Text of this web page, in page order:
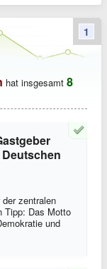
hat insgesamt 8
zentralen
Tipp: Das Motto
und
1